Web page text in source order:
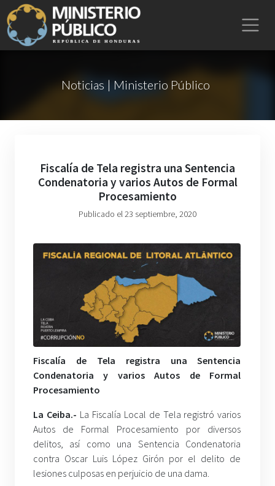
Noticias | Ministerio Público
Fiscalía de Tela registra una Sentencia
Condenatoria y varios Autos de Formal
Procesamiento
Publicado el 23 septiembre, 2020
Fiscalía de Tela registra una Sentencia
Condenatoria y varios Autos de Formal
Procesamiento
La Ceiba.- La Fiscalía Local de Tela registró varios
Autos de Formal Procesamiento por diversos
delitos, así como una Sentencia Condenatoria
contra Oscar Luis López Girón por el delito de
lesiones culposas en perjuicio de una dama.